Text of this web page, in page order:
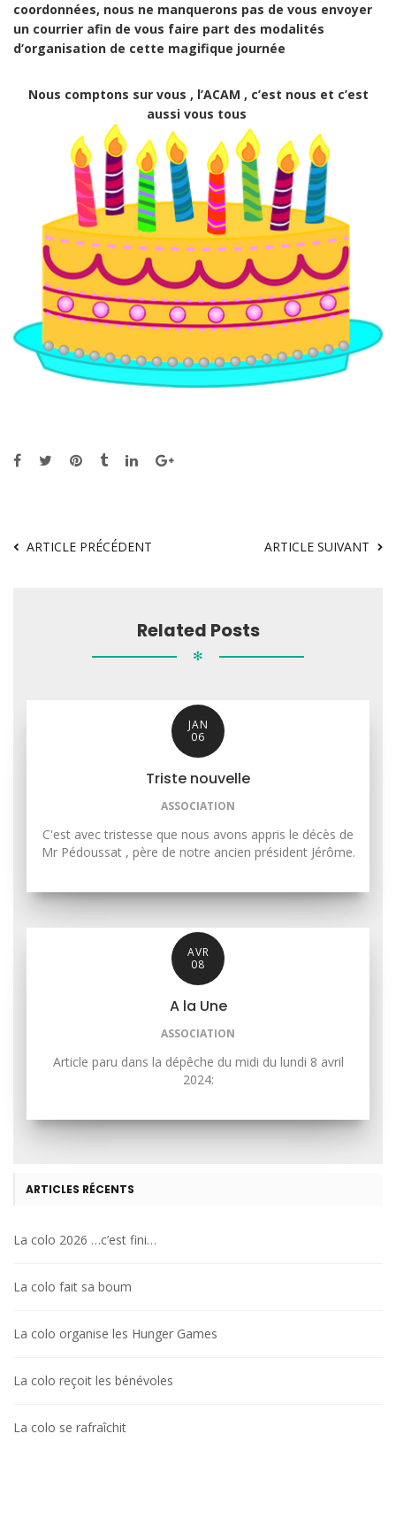
coordonnées, nous ne manquerons pas de vous envoyer
un courrier afin de vous faire part des modalités
d’organisation de cette magifique journée
Nous comptons sur vous , l’ACAM , c’est nous et c’est
aussi vous tous
ARTICLE PRÉCÉDENT ARTICLE SUIVANT
Related Posts
✻
JAN
06
Triste nouvelle
ASSOCIATION
C'est avec tristesse que nous avons appris le décès de
Mr Pédoussat , père de notre ancien président Jérôme.
AVR
08
A la Une
ASSOCIATION
Article paru dans la dépêche du midi du lundi 8 avril
2024:
ARTICLES RÉCENTS
La colo 2026 …c’est fini…
La colo fait sa boum
La colo organise les Hunger Games
La colo reçoit les bénévoles
La colo se rafraîchit